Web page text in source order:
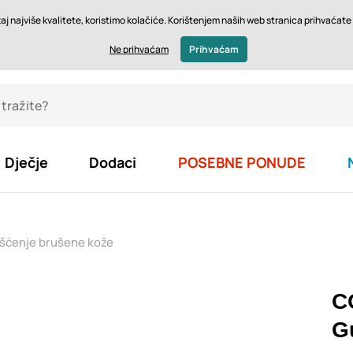
Dječje Dodaci POSEBNE PONUDE
brušene kože
najviše kvalitete, koristimo kolačiće. Korištenjem naših web stranica
Ne prihvaćam Prihvaćam